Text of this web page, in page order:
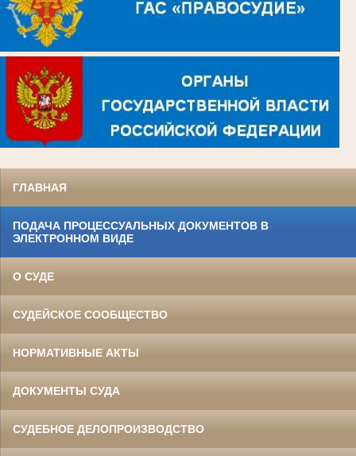
ГЛАВНАЯ
ПОДАЧА ПРОЦЕССУАЛЬНЫХ ДОКУМЕНТОВ В
ЭЛЕКТРОННОМ ВИДЕ
О СУДЕ
СУДЕЙСКОЕ СООБЩЕСТВО
НОРМАТИВНЫЕ АКТЫ
ДОКУМЕНТЫ СУДА
СУДЕБНОЕ ДЕЛОПРОИЗВОДСТВО